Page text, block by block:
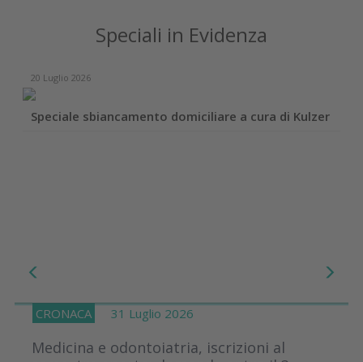
Speciali in Evidenza
20 Luglio 2026
Speciale sbiancamento domiciliare a cura di Kulzer
CRONACA 31 Luglio 2026
Medicina e odontoiatria, iscrizioni al